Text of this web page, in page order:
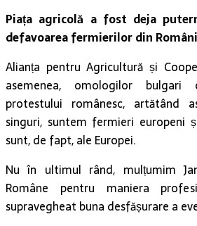
Piața agricolă a fost deja
defavoarea fermierilor din
Alianța pentru Agricultură și
asemenea, omologilor
protestului românesc, artătând
singuri, suntem fermieri europeni
sunt, de fapt, ale Europei.
Nu în ultimul rând, mulțumim
Române pentru maniera
supravegheat buna desfășurare a